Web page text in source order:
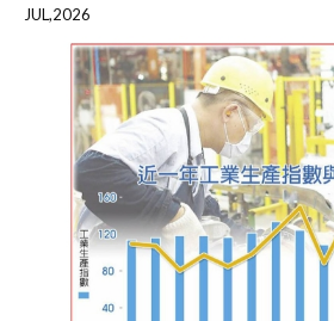
JUL,2026